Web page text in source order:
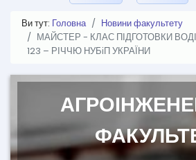
Ви тут: Головна
Новини факультету
МАЙСТЕР - КЛАС ПІДГОТОВКИ
123 – РІЧЧЮ НУБіП УКРАЇНИ